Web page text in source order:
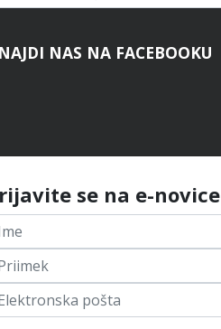
NAJDI NAS NA FACEBOOKU
se na e-novice